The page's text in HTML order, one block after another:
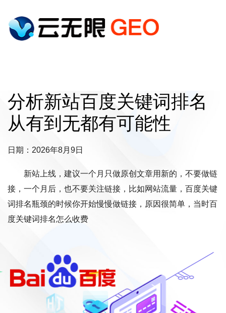
分析新站百度关键词排名
从有到无都有可能性
日期：2026年8月9日
新站上线，建议一个月只做原创文章用新的，不要做链
接，一个月后，也不要关注链接，比如网站流量，百度关键
词排名瓶颈的时候你开始慢慢做链接，原因很简单，当时百
度关键词排名怎么收费